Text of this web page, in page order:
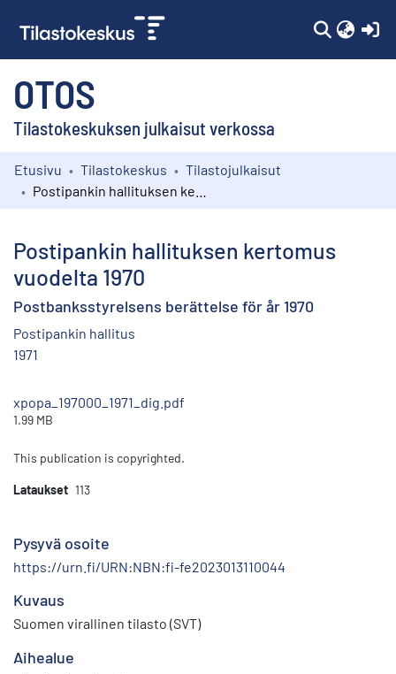
OTOS
Tilastokeskuksen julkaisut verkossa
Kokoelmat
Etusivu Tilastokeskus
Tilastojulkaisut
Postipankin hallituksen kertomus
vuodelta 1970
Postbanksstyrelsens berättelse för år 1970
Postipankin hallitus
1971
xpopa_197000_1971_dig.pdf
1.99 MB
This publication is copyrighted.
Lataukset 113
Pysyvä osoite
https://urn.fi/URN:NBN:fi-fe2023013110044
Kuvaus
Suomen virallinen tilasto (SVT)
Aihealue